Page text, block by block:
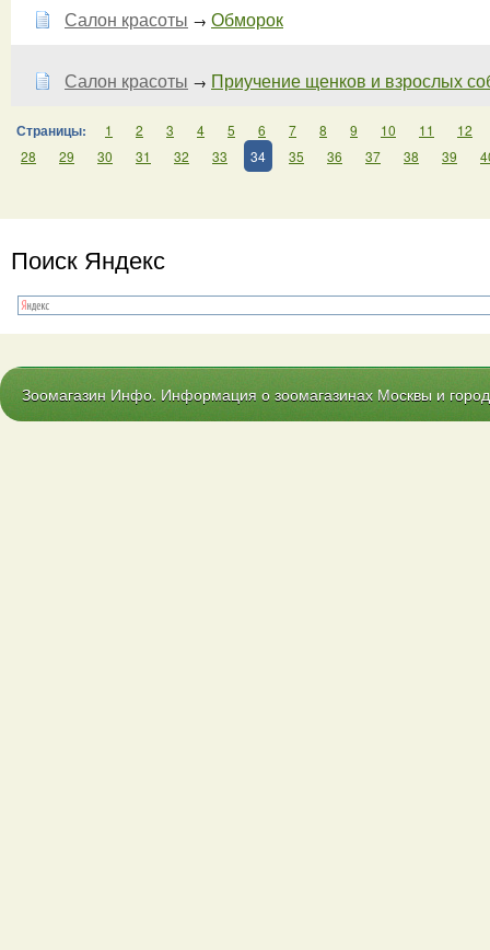
Салон красоты → Обморок
Салон красоты → Приучение щенков и взрослых
Страницы: 1 2 3 4 5 6 7 8 9 10 11
12
28
29 30 31 32 33 34 35 36 37 38 39
Поиск Яндекс
Зоомагазин Инфо. Информация о зоомагазинах Москвы и